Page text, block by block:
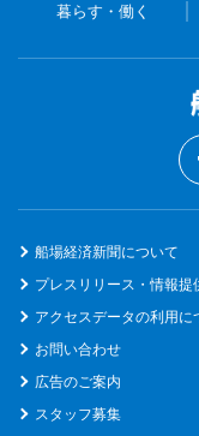
暮らす・働く
船場経済新聞について
プレスリリース・情報提
アクセスデータの利用に
お問い合わせ
広告のご案内
スタッフ募集